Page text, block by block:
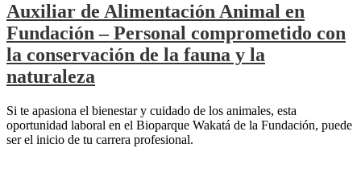
Auxiliar de Alimentación Animal en
Fundación – Personal comprometido con
la conservación de la fauna y la
naturaleza
Si te apasiona el bienestar y cuidado de los animales, esta
oportunidad laboral en el Bioparque Wakatá de la Fundación, puede
ser el inicio de tu carrera profesional.